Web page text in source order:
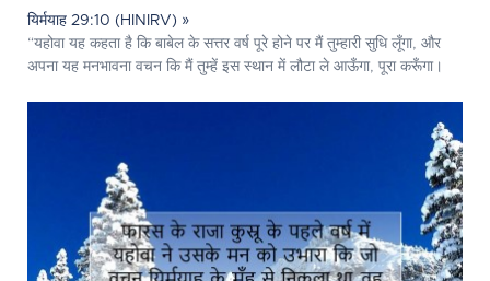
यिर्मयाह 29:10 (HINIRV) »
“यहोवा यह कहता है कि बाबेल के सत्तर वर्ष पूरे होने पर मैं तुम्हारी सुधि लूँगा, और
अपना यह मनभावना वचन कि मैं तुम्हें इस स्थान में लौटा ले आऊँगा, पूरा करूँगा।